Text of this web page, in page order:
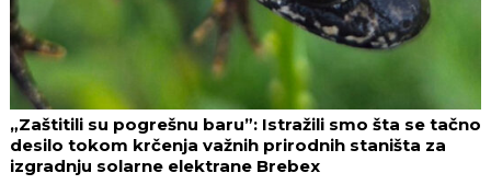
„Zaštitili su pogrešnu baru”: Istražili smo šta se tačno
desilo tokom krčenja važnih prirodnih staništa za
izgradnju solarne elektrane Brebex